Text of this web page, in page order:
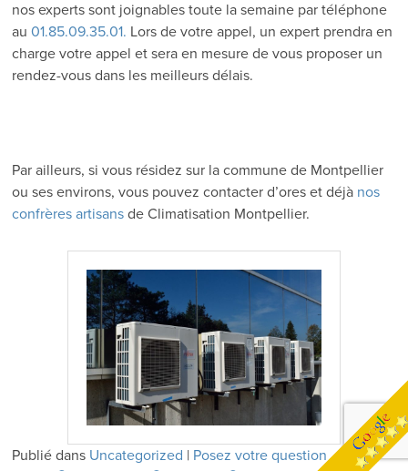
nos experts sont joignables toute la semaine par téléphone
au01.85.09.35.01. Lors de votre appel, un expert prendra en
charge votre appel et sera en mesure de vous proposer un
rendez-vous dans les meilleurs délais.
Par ailleurs, si vous résidez sur la commune de Montpellier
ou ses environs, vous pouvez contacter d’ores et déjà nos
confrères artisansde Climatisation Montpellier.
Publié dans Uncategorized | Posez votre question